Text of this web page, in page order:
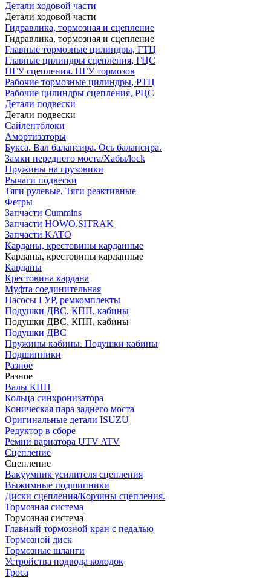
Детали ходовой части
Детали ходовой части
Гидравлика, тормозная и сцепление
Гидравлика, тормозная и сцепление
Главные тормозные цилиндры, ГТЦ
Главные цилиндры сцепления, ГЦС
ПГУ сцепления. ПГУ тормозов
Рабочие тормозные цилиндры, РТЦ
Рабочие цилиндры сцепления, РЦС
Детали подвески
Детали подвески
Cайлентблоки
Амортизаторы
Букса. Вал балансира. Ось балансира.
Замки переднего моста/Хабы/lock
Пружины на грузовики
Рычаги подвески
Тяги рулевые, Тяги реактивные
Фетры
Запчасти Cummins
Запчасти HOWO.SITRAK
Запчасти KATO
Карданы, крестовины карданные
Карданы, крестовины карданные
Карданы
Крестовина кардана
Муфта соединительная
Насосы ГУР, ремкомплекты
Подушки ДВС, КПП, кабины
Подушки ДВС, КПП, кабины
Подушки ДВС
Пружины кабины. Подушки кабины
Подшипники
Разное
Разное
Валы КПП
Кольца синхронизатора
Коническая пара заднего моста
Оригинальные детали ISUZU
Редуктор в сборе
Ремни вариатора UTV ATV
Сцепление
Сцепление
Вакуумник усилителя сцепления
Выжимные подшипники
Диски сцепления/Корзины сцепления.
Тормозная система
Тормозная система
Главный тормозной кран с педалью
Тормозной диск
Тормозные шланги
Устройства подвода колодок
Троса